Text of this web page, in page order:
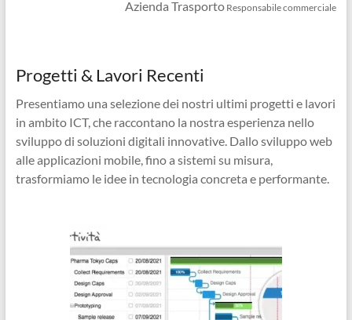
Azienda Trasporto Responsabile commerciale
Progetti & Lavori Recenti
Presentiamo una selezione dei nostri ultimi progetti e lavori
in ambito ICT, che raccontano la nostra esperienza nello
sviluppo di soluzioni digitali innovative. Dallo sviluppo web
alle applicazioni mobile, fino a sistemi su misura,
trasformiamo le idee in tecnologia concreta e performante.